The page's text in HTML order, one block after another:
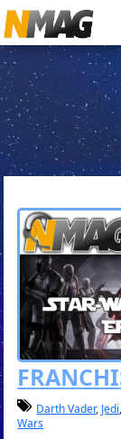
Darth Vader, Jedi,
Wars